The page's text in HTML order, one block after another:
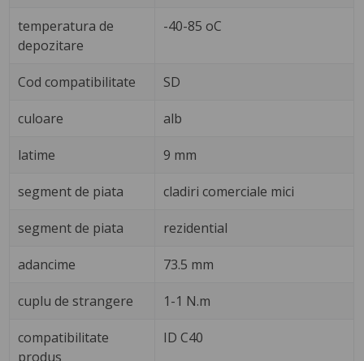
temperatura de
depozitare
-40-85 oC
Cod compatibilitate SD
culoare alb
latime 9 mm
segment de piata cladiri comerciale mici
segment de piata rezidential
adancime 73.5 mm
cuplu de strangere 1-1 N.m
compatibilitate
produs
ID C40